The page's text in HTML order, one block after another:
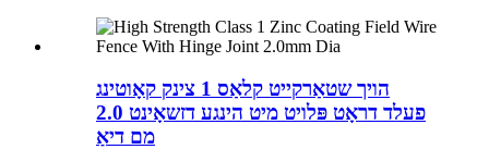
הויך שטאַרקייט קלאַס 1 צינק קאָוטינג
פעלד דראָט פּלויט מיט הינגע דזשאָינט 2.0
מם דיאַ